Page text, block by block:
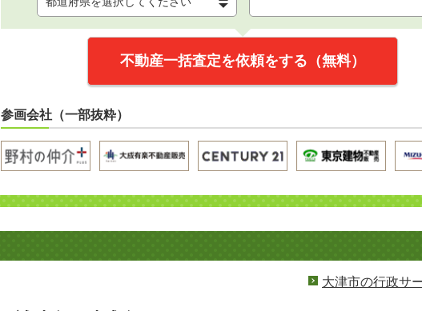
不動産一括査定を依頼をする（無料）
参画会社（一部抜粋）
大津市の行政サ